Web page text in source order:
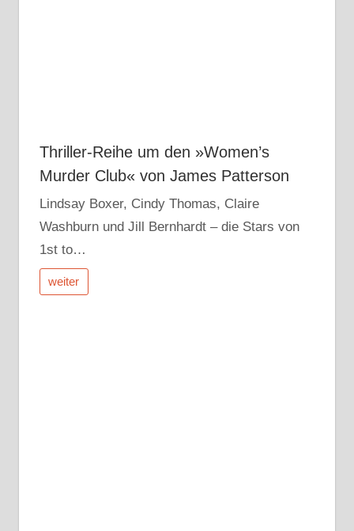
Thriller-Reihe um den »Women’s
Murder Club« von James Patterson
Lindsay Boxer, Cindy Thomas, Claire
Washburn und Jill Bernhardt – die Stars von
1st to…
weiter